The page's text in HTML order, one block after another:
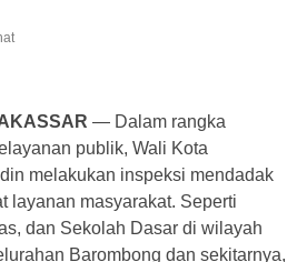
— Dalam rangka
publik, Wali Kota
melakukan inspeksi mendadak
layanan masyarakat. Seperti
dan Sekolah Dasar di wilayah
Barombong dan sekitarnya,